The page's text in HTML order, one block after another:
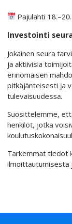
Pajulahti
Investointi
Jokainen seura
ja aktiivisia
erinomaisen
pitkäjänteisesti ja
tulevaisuudessa.
Suosittelemme,
henkilöt, jotka
Tarkemmat tiedot
ilmoittautumisesta